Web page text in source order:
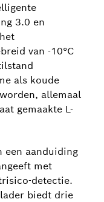
3.0 en
van -10°C
als koude
allemaal
gemaakte L-
een aanduiding
met
detectie.
biedt drie